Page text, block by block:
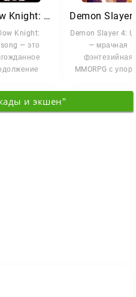
Hollow Knight: Silksong
Knight:
— это
в
вам
Demon Slayer 4:
— мрачная
фэнтезийная
MMORPG с
развитие героя.
и экшен"